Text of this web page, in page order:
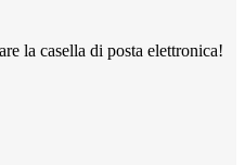
la casella di posta elettronica!